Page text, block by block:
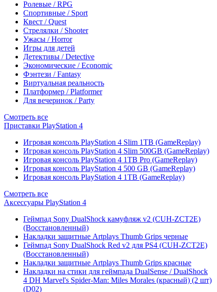
Ролевые / RPG
Спортивные / Sport
Квест / Quest
Стрелялки / Shooter
Ужасы / Horror
Игры для детей
Детективы / Detective
Экономические / Economic
Фэнтези / Fantasy
Виртуальная реальность
Платформер / Platformer
Для вечеринок / Party
Смотреть все
Приставки PlayStation 4
Игровая консоль PlayStation 4 Slim 1TB (GameReplay)
Игровая консоль PlayStation 4 Slim 500GB (GameReplay)
Игровая консоль PlayStation 4 1TB Pro (GameReplay)
Игровая консоль PlayStation 4 500 GB (GameReplay)
Игровая консоль PlayStation 4 1TB (GameReplay)
Смотреть все
Аксессуары PlayStation 4
Геймпад Sony DualShock камуфляж v2 (CUH-ZCT2E)
(Восстановленный)
Накладки защитные Artplays Thumb Grips черные
Геймпад Sony DualShock Red v2 для PS4 (CUH-ZCT2E)
(Восстановленный)
Накладки защитные Artplays Thumb Grips красные
Накладки на стики для геймпада DualSense / DualShock
4 DH Marvel's Spider-Man: Miles Morales (красный) (2 шт)
(D02)